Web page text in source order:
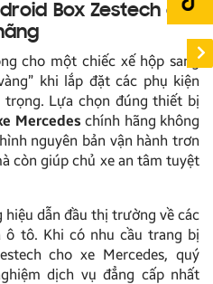
Box Zestech cho
cho một chiếc xế hộp sang
khi lắp đặt các phụ kiện
trọng. Lựa chọn đúng thiết bị
Mercedeschính hãng không
nguyên bản vận hành trơn
còn giúp chủ xe an tâm tuyệt
hiệu dẫn đầu thị trường về các
tô. Khi có nhu cầu trang bị
cho xe Mercedes, quý
dịch vụ đẳng cấp nhất